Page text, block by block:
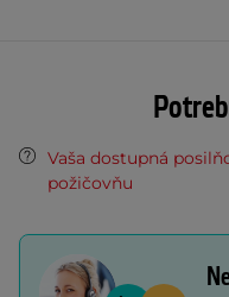
Vaša dostupná
požičovňu